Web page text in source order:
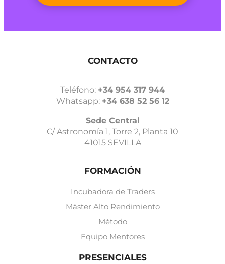
CONTACTO
Teléfono: +34 954 317 944
Whatsapp: +34 638 52 56 12
Sede Central
C/ Astronomía 1, Torre 2, Planta 10
41015 SEVILLA
FORMACIÓN
Incubadora de Traders
Máster Alto Rendimiento
Método
Equipo Mentores
PRESENCIALES